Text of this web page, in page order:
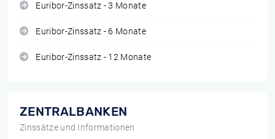
Euribor-Zinssatz - 3 Monate
Euribor-Zinssatz - 6 Monate
Euribor-Zinssatz - 12 Monate
ZENTRALBANKEN
Zinssätze und Informationen